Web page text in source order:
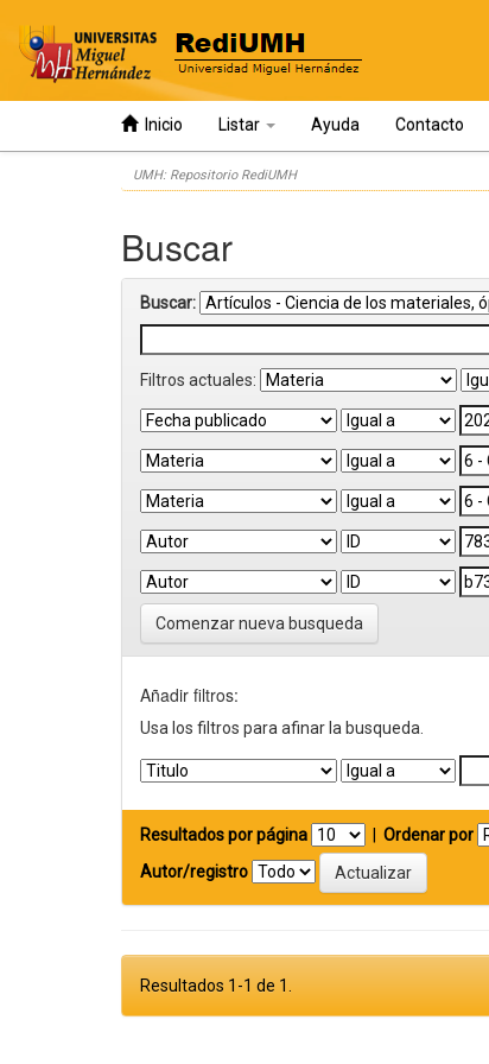
Inicio Listar Ayuda Contacto
UMH: Repositorio RediUMH
Buscar
Buscar:
Filtros actuales:
Comenzar nueva busqueda
Añadir filtros:
Usa los filtros para afinar la busqueda.
Resultados por página Ordenar por
Autor/registro
Resultados 1-1 de 1.